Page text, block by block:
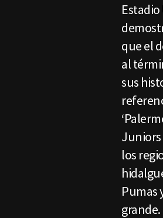
que el
al
sus
Juniors
los
Pumas
grande.